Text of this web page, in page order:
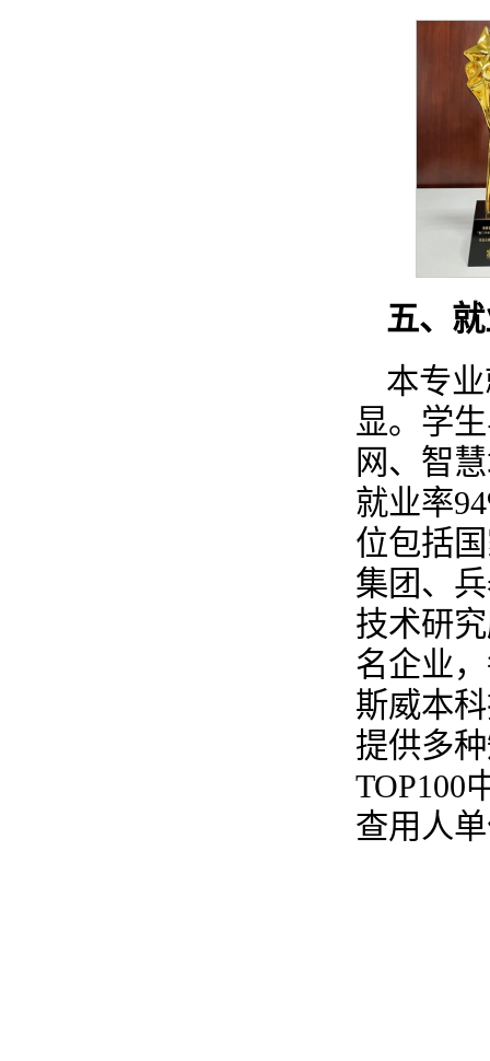
五、
本专
显。学
网、智
就业率
位包括
集团、
技术研
名企业
斯威本
提供多
TOP100
查用人